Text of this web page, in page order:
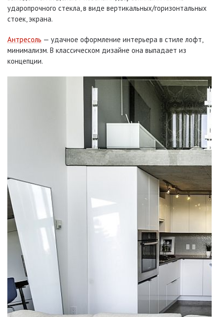
ударопрочного стекла, в виде вертикальных/горизонтальных
стоек, экрана.
Антресоль — удачное оформление интерьера в стиле лофт,
минимализм. В классическом дизайне она выпадает из
концепции.